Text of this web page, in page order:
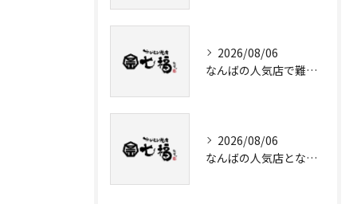
2026/08/06
なんばの人気店で難波駅近く牛ホルモンをコスパ重視で満喫する方法
2026/08/06
なんばの人気店となんば駅近のホルモンをハッピーアワーで楽しむ秘訣